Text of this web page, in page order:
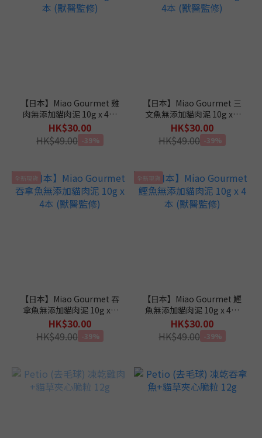
【日本】Miao Gourmet 雞
肉無添加貓肉泥 10g x 4本
(獸醫監修)
HK$30.00
HK$49.00 -39%
【日本】Miao Gourmet 三
文魚無添加貓肉泥 10g x 4
本 (獸醫監修)
HK$30.00
HK$49.00 -39%
全新現貨
【日本】Miao Gourmet 吞
拿魚無添加貓肉泥 10g x 4
本 (獸醫監修)
HK$30.00
HK$49.00 -39%
全新現貨
【日本】Miao Gourmet 鰹
魚無添加貓肉泥 10g x 4本
(獸醫監修)
HK$30.00
HK$49.00 -39%